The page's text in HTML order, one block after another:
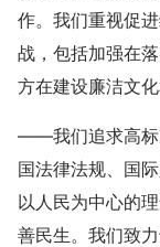
作。我们重视促
战，包括加强在
方在建设廉洁文
——我们追求高标
国法律法规、国
以人民为中心的
善民生。我们致